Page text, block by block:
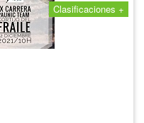
Clasificaciones +